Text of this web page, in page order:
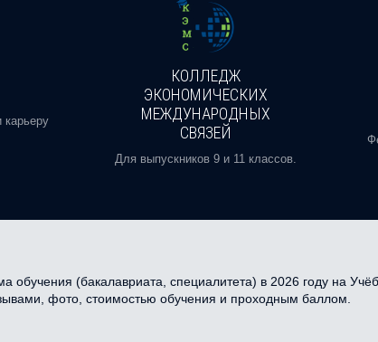
карьеру
КОЛЛЕДЖ
ЭКОНОМИЧЕСКИХ
МЕЖДУНАРОДНЫХ
СВЯЗЕЙ
Для выпускников 9 и 11 классов.
(бакалавриата, специалитета) в 2026 году на
фото, стоимостью обучения и проходным баллом.